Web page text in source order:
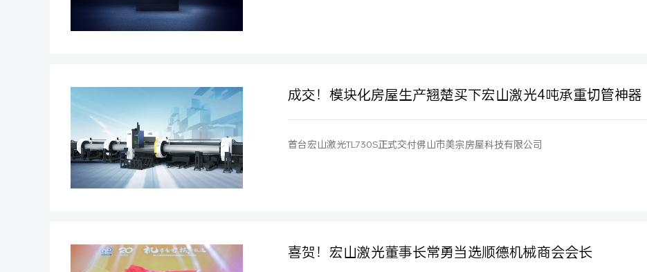
成交！模块化房屋生产翘楚买下宏山激光4吨承重切管神器
首台宏山激光TL730S正式交付佛山市美宗房屋科技有限公司
喜贺！宏山激光董事长常勇当选顺德机械商会会长